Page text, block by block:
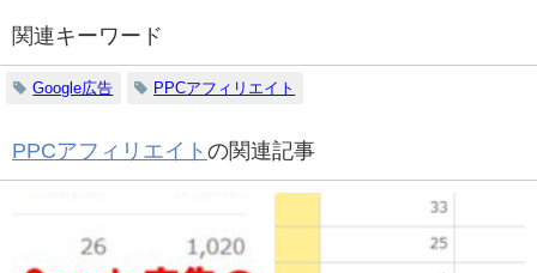
関連キーワード
Google広告 PPCアフィリエイト
PPCアフィリエイト の関連記事